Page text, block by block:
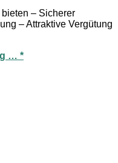
– Sicherer
– Attraktive Vergütung
… *